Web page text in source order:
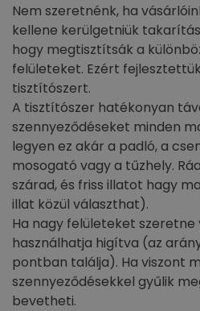
Nem szeretnénk, ha
kellene kerülgetniük
hogy megtisztítsák a
felületeket. Ezért
tisztítószert.
A tisztítószer hatékonyan
szennyeződéseket minden
legyen ez akár a padló, a
mosogató vagy a tűzhely.
szárad, és friss illatot hagy
illat közül választhat).
Ha nagy felületeket
használhatja higítva (az
pontban találja). Ha viszont
szennyeződésekkel gyűlik
bevetheti.